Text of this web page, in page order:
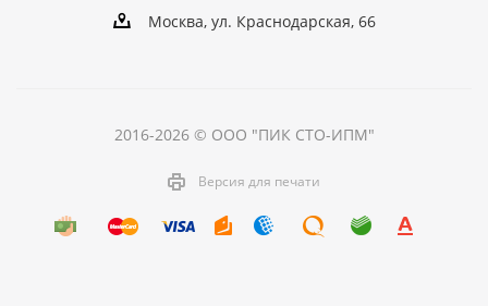
Москва, ул. Краснодарская, 66
2016-2026 © ООО "ПИК СТО-ИПМ"
Версия для печати